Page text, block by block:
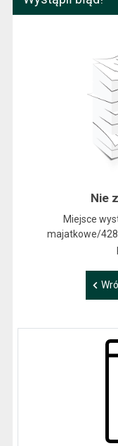
Nie
Miejsce
majatkowe/